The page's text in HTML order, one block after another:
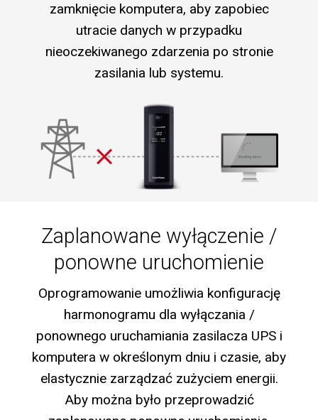
zamknięcie komputera, aby zapobiec
utracie danych w przypadku
nieoczekiwanego zdarzenia po stronie
zasilania lub systemu.
Zaplanowane wyłączenie /
ponowne uruchomienie
Oprogramowanie umożliwia konfigurację
harmonogramu dla wyłączania /
ponownego uruchamiania zasilacza UPS i
komputera w określonym dniu i czasie, aby
elastycznie zarządzać zużyciem energii.
Aby można było przeprowadzić